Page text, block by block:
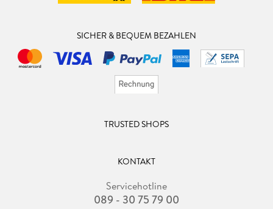
SICHER & BEQUEM BEZAHLEN
TRUSTED SHOPS
KONTAKT
Servicehotline
089 - 30 75 79 00